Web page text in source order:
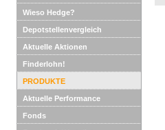
Wieso Hedge?
Depotstellenvergleich
Aktuelle Aktionen
Finderlohn!
PRODUKTE
Aktuelle Performance
Fonds